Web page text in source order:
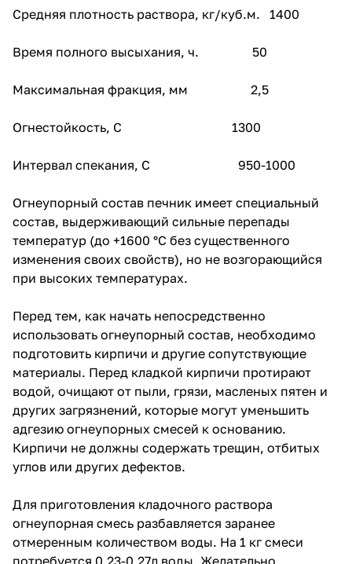
помещениях, исключая любые
бумажной тары. Разрешается
перевозить огнеупорные смеси
транспорта. Запрещается,
химическими веществами, так
механические свойства.
Огнеупорная смесь
применяется для строительства
и ремонта каминов, печей и
огнеупорной смеси в кладке
нагревании равнозначную
огнеупорному (шамотному)
кирпичу, а раствор огнеупорной
печной смеси в кладке имеет
степень расширения при
нагревании равнозначную
красному печному кирпичу.
Данное свойство огнеупорных
растворов позволяет избежать
трещин в кладке при
эксплуатации различных видов
печей.
применяется для обмуровки
котлов и других тепловых
агрегатов.
Средняя плотность раствора, кг/куб.м. 1400
Время полного высыхания, ч. 50
Максимальная фракция, мм 2,5
Огнестойкость, С 1300
Интервал спекания, С 950-1000
Огнеупорный состав печник имеет специальный
состав, выдерживающий сильные перепады
температур (до +1600 °С без существенного
изменения своих свойств), но не возгорающийся
при высоких температурах.
Перед тем, как начать непосредственно
использовать огнеупорный состав, необходимо
подготовить кирпичи и другие сопутствующие
материалы. Перед кладкой кирпичи протирают
водой, очищают от пыли, грязи, масленых пятен и
других загрязнений, которые могут уменьшить
адгезию огнеупорных смесей к основанию.
Кирпичи не должны содержать трещин, отбитых
углов или других дефектов.
Для приготовления кладочного раствора
огнеупорная смесь разбавляется заранее
отмеренным количеством воды. На 1 кг смеси
потребуется 0,23-0,27л воды. Желательно